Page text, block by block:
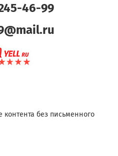
46-99
без письменного